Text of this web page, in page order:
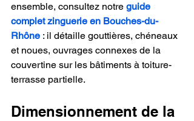
ensemble, consultez notre guide
complet zinguerie en Bouches-du-
Rhône : il détaille gouttières, chéneaux
et noues, ouvrages connexes de la
couvertine sur les bâtiments à toiture-
terrasse partielle.
Dimensionnement de la